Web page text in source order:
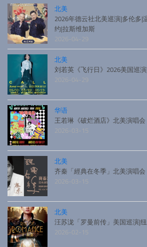
北美
2026年德云社北美巡演|多伦多|
约|拉斯维加斯
2026-04-29
北美
刘若英《飞行日》2026美国巡
2026-04-29
华语
王若琳《破烂酒店》北美演唱会
2026-03-15
北美
齐秦「經典在冬季」北美演唱会
2026-03-15
北美
汪苏泷「罗曼前传」美国巡演|
2026-02-15